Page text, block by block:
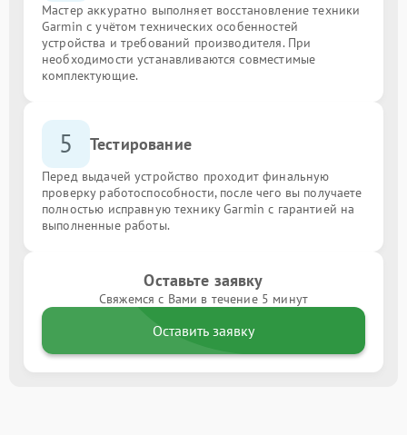
Мастер аккуратно выполняет восстановление техники
Garmin с учётом технических особенностей
устройства и требований производителя. При
необходимости устанавливаются совместимые
комплектующие.
5 Тестирование
Перед выдачей устройство проходит финальную
проверку работоспособности, после чего вы получаете
полностью исправную технику Garmin с гарантией на
выполненные работы.
Оставьте заявку
Свяжемся с Вами в течение 5 минут
Оставить заявку